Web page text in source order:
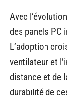
Avec
des panels PC
L’adoption
ventilateur et
distance et de
durabilité de